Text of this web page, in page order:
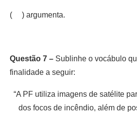
( ) argumenta.
Questão 7 – Sublinhe o vocábulo
finalidade a seguir:
“A PF utiliza imagens de satélite
dos focos de incêndio, além de